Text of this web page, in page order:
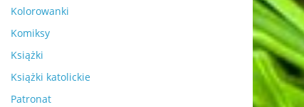
Kolorowanki
Komiksy
Książki
Książki katolickie
Patronat